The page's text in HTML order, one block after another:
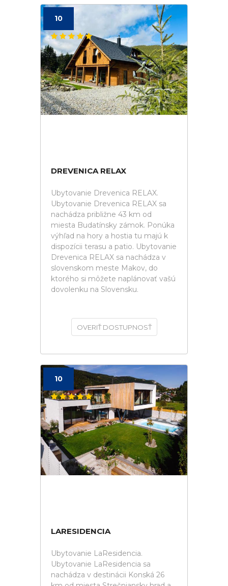
10
DREVENICA RELAX
Ubytovanie Drevenica RELAX.
Ubytovanie Drevenica RELAX sa
nachádza približne 43 km od
miesta Budatínsky zámok. Ponúka
výhľad na hory a hostia tu majú k
dispozícii terasu a patio. Ubytovanie
Drevenica RELAX sa nachádza v
slovenskom meste Makov, do
ktorého si môžete naplánovať vašú
dovolenku na Slovensku.
OVERIŤ DOSTUPNOSŤ
10
LARESIDENCIA
Ubytovanie LaResidencia.
Ubytovanie LaResidencia sa
nachádza v destinácii Konská 26